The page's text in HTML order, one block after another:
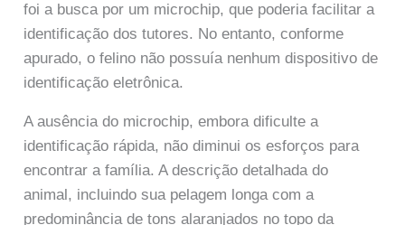
foi a busca por um microchip, que poderia facilitar a
identificação dos tutores. No entanto, conforme
apurado, o felino não possuía nenhum dispositivo de
identificação eletrônica.
A ausência do microchip, embora dificulte a
identificação rápida, não diminui os esforços para
encontrar a família. A descrição detalhada do
animal, incluindo sua pelagem longa com a
predominância de tons alaranjados no topo da